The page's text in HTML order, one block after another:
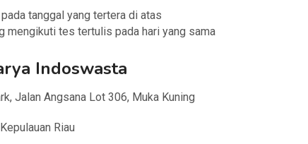
tanggal yang tertera di atas
mengikuti tes tertulis pada hari yang sama
Indoswasta
Jalan Angsana Lot 306, Muka Kuning
Riau